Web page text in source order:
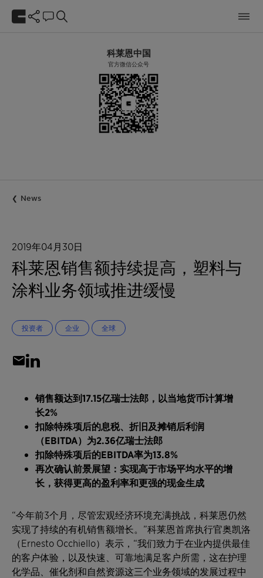
科莱恩中国
官方微信公众号
News
2019年04月30日
科莱恩销售额持续提高，塑料与
涂料业务领域推进缓慢
投资者 企业 全球
销售额达到17.15亿瑞士法郎，以当地货币计算增
长2%
扣除特殊项后的息税、折旧及摊销后利润
（EBITDA）为2.36亿瑞士法郎
扣除特殊项后的EBITDA率为13.8%
再次确认前景展望：实现高于市场平均水平的增
长，获得更高的盈利率和更强的现金生成
“今年前3个月，尽管宏观经济环境充满挑战，科莱恩仍然
实现了持续的有机销售额增长。”科莱恩首席执行官奥凯洛
（Ernesto Occhiello）表示，“我们致力于在业内提供最佳
的客户体验，以及快速、可靠地满足客户所需，这在护理
化学品、催化剂和自然资源这三个业务领域的发展过程中